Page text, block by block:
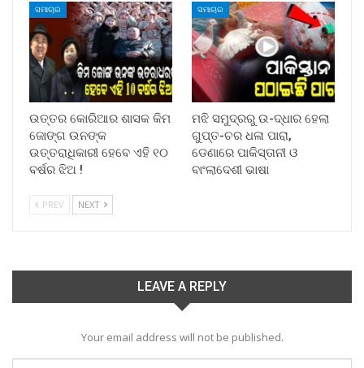
ସମାଚାର
ଉତ୍ତର କୋରିଆର ଶାସକ କିମ
ଜୋଙ୍ଗ ଉନଙ୍କ
ଉତ୍ତରାଧିକାରୀ ହେବେ ଏହି ୧୦
ବର୍ଷର ଝିଅ !
ସମାଚାର
ମଝି ସମୁଦ୍ରରୁ ଉ-ଦ୍ଧାର ହେଲା
ଗୁପ୍ତ-ଚର ଧଳା ପାରା,
ଡେଣାରେ ପାକିସ୍ତାନୀ ଓ
ବାଂଲାଦେଶୀ ଭାଷା
PREV NEXT
LEAVE A REPLY
Your email address will not be published.